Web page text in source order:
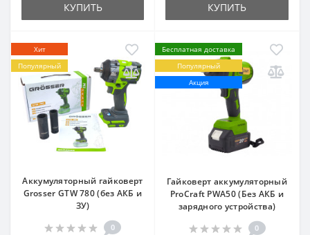
КУПИТЬ КУПИТЬ
Хит
Популярный
Аккумуляторный гайковерт
Grosser GTW 780 (без АКБ и
ЗУ)
0
Бесплатная доставка
Популярный
Акция
Гайковерт аккумуляторный
ProCraft PWA50 (Без АКБ и
зарядного устройства)
0